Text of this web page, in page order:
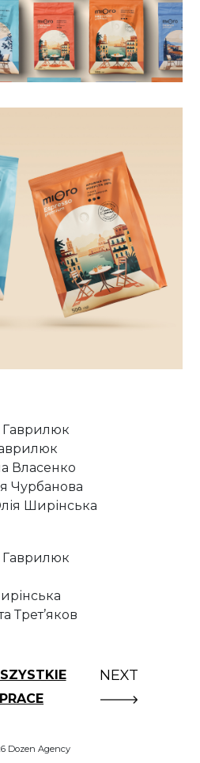
Власенко
Чурбанова
Ширінська
Трет’яков
PRACE
NEXT
Dozen Agency